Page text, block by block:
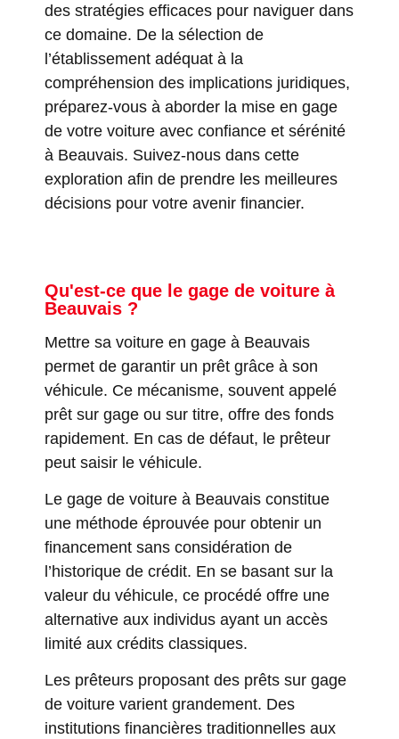
des stratégies efficaces pour naviguer dans
ce domaine. De la sélection de
l’établissement adéquat à la
compréhension des implications juridiques,
préparez-vous à aborder la mise en gage
de votre voiture avec confiance et sérénité
à Beauvais. Suivez-nous dans cette
exploration afin de prendre les meilleures
décisions pour votre avenir financier.
Qu'est-ce que le gage de voiture à
Beauvais ?
Mettre sa voiture en gage à Beauvais
permet de garantir un prêt grâce à son
véhicule. Ce mécanisme, souvent appelé
prêt sur gage ou sur titre, offre des fonds
rapidement. En cas de défaut, le prêteur
peut saisir le véhicule.
Le gage de voiture à Beauvais constitue
une méthode éprouvée pour obtenir un
financement sans considération de
l’historique de crédit. En se basant sur la
valeur du véhicule, ce procédé offre une
alternative aux individus ayant un accès
limité aux crédits classiques.
Les prêteurs proposant des prêts sur gage
de voiture varient grandement. Des
institutions financières traditionnelles aux